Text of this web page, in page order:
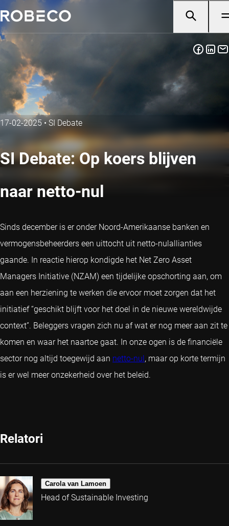
17-02-2025 • SI Debate
SI Debate: Op koers blijven
naar netto-nul
Sinds december is er onder Noord-Amerikaanse banken en
vermogensbeheerders een uittocht uit netto-nulallianties
gaande. In reactie hierop kondigde het Net Zero Asset
Managers Initiative (NZAM) een tijdelijke opschorting aan, om
aan een herziening te werken die ervoor moet zorgen dat het
initiatief “geschikt blijft voor het doel in de nieuwe wereldwijde
context”. Beleggers vragen zich nu af wat er nog meer aan zit te
komen en waar het naartoe gaat. In onze ogen is de financiële
sector nog altijd toegewijd aan netto-nul, maar op korte termijn
is er wel meer onzekerheid over het beleid.
Relatori
Carola van Lamoen
Head of Sustainable Investing